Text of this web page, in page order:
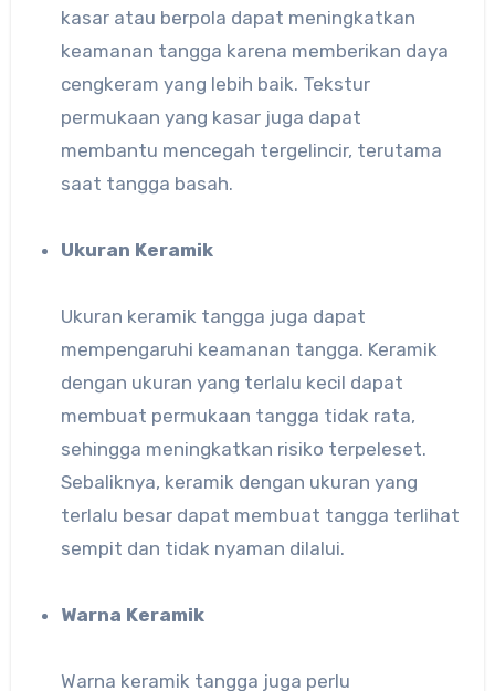
kasar atau berpola dapat meningkatkan
keamanan tangga karena memberikan daya
cengkeram yang lebih baik. Tekstur
permukaan yang kasar juga dapat
membantu mencegah tergelincir, terutama
saat tangga basah.
Ukuran Keramik
Ukuran keramik tangga juga dapat
mempengaruhi keamanan tangga. Keramik
dengan ukuran yang terlalu kecil dapat
membuat permukaan tangga tidak rata,
sehingga meningkatkan risiko terpeleset.
Sebaliknya, keramik dengan ukuran yang
terlalu besar dapat membuat tangga terlihat
sempit dan tidak nyaman dilalui.
Warna Keramik
Warna keramik tangga juga perlu